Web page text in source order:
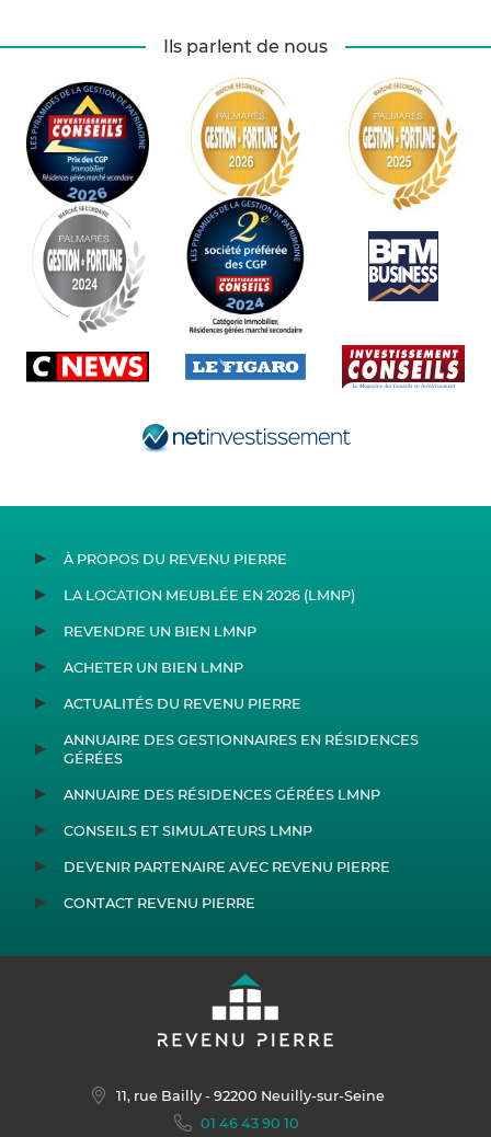
Ils parlent de nous
À PROPOS DU REVENU PIERRE
LA LOCATION MEUBLÉE EN 2026 (LMNP)
REVENDRE UN BIEN LMNP
ACHETER UN BIEN LMNP
ACTUALITÉS DU REVENU PIERRE
ANNUAIRE DES GESTIONNAIRES EN RÉSIDENCES
GÉRÉES
ANNUAIRE DES RÉSIDENCES GÉRÉES LMNP
CONSEILS ET SIMULATEURS LMNP
DEVENIR PARTENAIRE AVEC REVENU PIERRE
CONTACT REVENU PIERRE
11, rue Bailly- 92200 Neuilly-sur-Seine
01 46 43 90 10